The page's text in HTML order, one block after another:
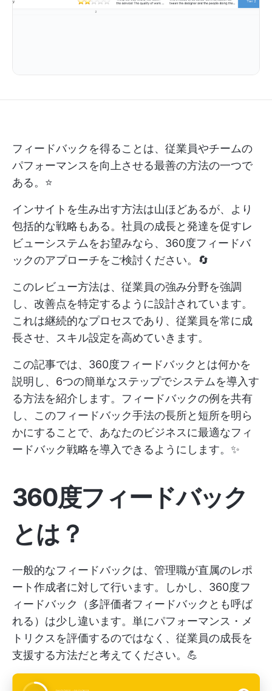
フィードバックを得ることは、従業員やチームの
パフォーマンスを向上させる最善の方法の一つで
ある。⭐️
インサイトを生み出す方法は山ほどあるが、より
包括的な戦略もある。社員の成長と発達を促すレ
ビューシステムをお望みなら、360度フィードバ
ックのアプローチをご検討ください。🔄
このレビュー方法は、従業員の強み分野を強調
し、改善点を特定するように設計されています。
これは継続的なプロセスであり、従業員を常に成
長させ、スキル設定を高めていきます。
この記事では、360度フィードバックとは何かを
説明し、6つの簡単なステップでシステムを導入す
る方法を紹介します。フィードバックの例を共有
し、このフィードバック手法の長所と短所を明ら
かにすることで、あなたのビジネスに最適なフィ
ードバック戦略を導入できるようにします。✨
360度フィードバック
とは？
一般的なフィードバックは、管理職が直属のレポ
ート作成者に対して行います。しかし、360度フ
ィードバック（多評価者フィードバックとも呼ば
れる）は少し違います。単にパフォーマンス・メ
トリクスを評価するのではなく、従業員の成長を
支援する方法だと考えてください。💪